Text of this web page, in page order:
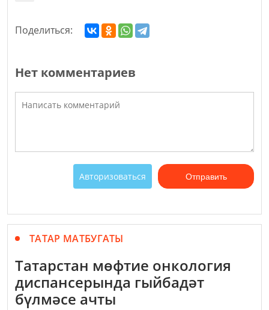
Поделиться:
Нет комментариев
Авторизоваться Отправить
ТАТАР МАТБУГАТЫ
Татарстан мөфтие онкология
диспансерында гыйбадәт
бүлмәсе ачты